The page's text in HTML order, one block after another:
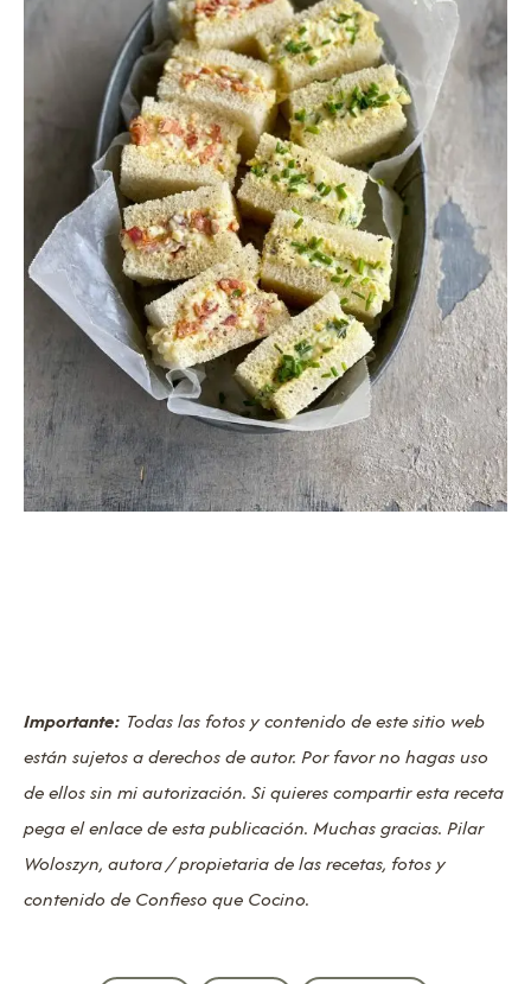
Importante: Todas las fotos y contenido de este sitio web
están sujetos a derechos de autor. Por favor no hagas uso
de ellos sin mi autorización. Si quieres compartir esta receta
pega el enlace de esta publicación. Muchas gracias. Pilar
Woloszyn, autora / propietaria de las recetas, fotos y
contenido de Confieso que Cocino.